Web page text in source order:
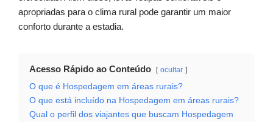
apropriadas para o clima rural pode garantir um maior
conforto durante a estadia.
Acesso Rápido ao Conteúdo ocultar
O que é Hospedagem em áreas rurais?
O que está incluído na Hospedagem em áreas rurais?
Qual o perfil dos viajantes que buscam Hospedagem